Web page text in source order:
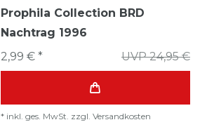
Prophila Collection BRD
Nachtrag 1996
UVP 24,95 €
2,99 € *
* inkl. ges. MwSt. zzgl. Versandkosten